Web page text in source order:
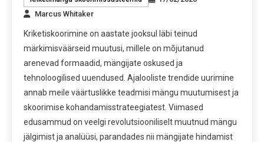
Marcus Whitaker
Kriketiskoorimine on aastate jooksul läbi teinud
märkimisväärseid muutusi, millele on mõjutanud
arenevad formaadid, mängijate oskused ja
tehnoloogilised uuendused. Ajalooliste trendide uurimine
annab meile väärtuslikke teadmisi mängu muutumisest ja
skoorimise kohandamisstrateegiatest. Viimased
edusammud on veelgi revolutsiooniliselt muutnud mängu
jälgimist ja analüüsi, parandades nii mängijate hindamist